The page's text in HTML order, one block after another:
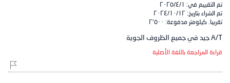
تم التقييم في: ١‏/٤‏/٢٠٢٥
تم الشراء بتاريخ: ١٢‏/١٠‏/٢٠٢٤
تقريبا. كيلومتر مدفوعة: ٢٬٥٠٠
A/T جيد في جميع الظروف الجوية
قراءة المراجعة باللغة الأصلية